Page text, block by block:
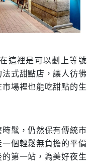
這裡是可以劃上等號
式甜點店，讓人彷彿
場裡也能吃甜點的生
髦，仍然保有傳統市
個輕鬆無負擔的平價
第一站，為美好夜生